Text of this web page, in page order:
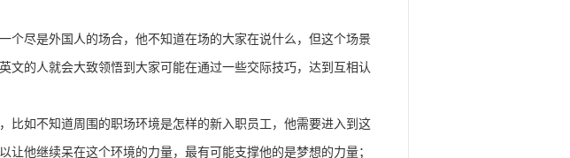
尽是外国人的场合，他不知道在场的大家在说什么，但这个场景
文的人就会大致领悟到大家可能在通过一些交际技巧，达到互相认
如不知道周围的职场环境是怎样的新入职员工，他需要进入到这
让他继续呆在这个环境的力量，最有可能支撑他的是梦想的力量；